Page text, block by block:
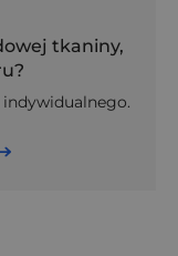
tkaniny,